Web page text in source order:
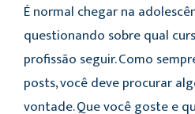
É normal chegar na
questionando sobre qual
profissão seguir. Como
posts, você deve procurar
vontade. Que você goste e